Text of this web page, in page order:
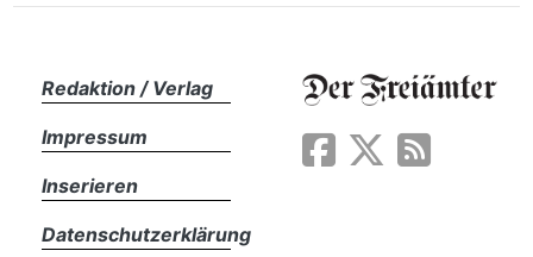
Redaktion / Verlag
Impressum
Inserieren
Datenschutzerklärung